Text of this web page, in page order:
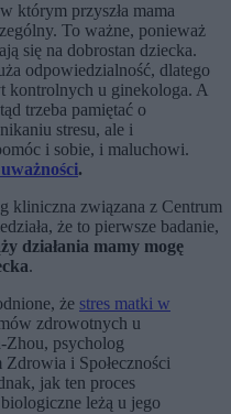
którym przyszła mama
To ważne, ponieważ
się na dobrostan dziecka.
odpowiedzialność, dlatego
kontrolnych u ginekologa. A
trzeba pamiętać o
stresu, ale i
i sobie, i maluchowi.
.
kliniczna związana z Centrum
że to pierwsze badanie,
działania mamy mogę
.
że stres matki w
zdrowotnych u
Zhou, psycholog
i Społeczności
jak ten proces
leżą u jego